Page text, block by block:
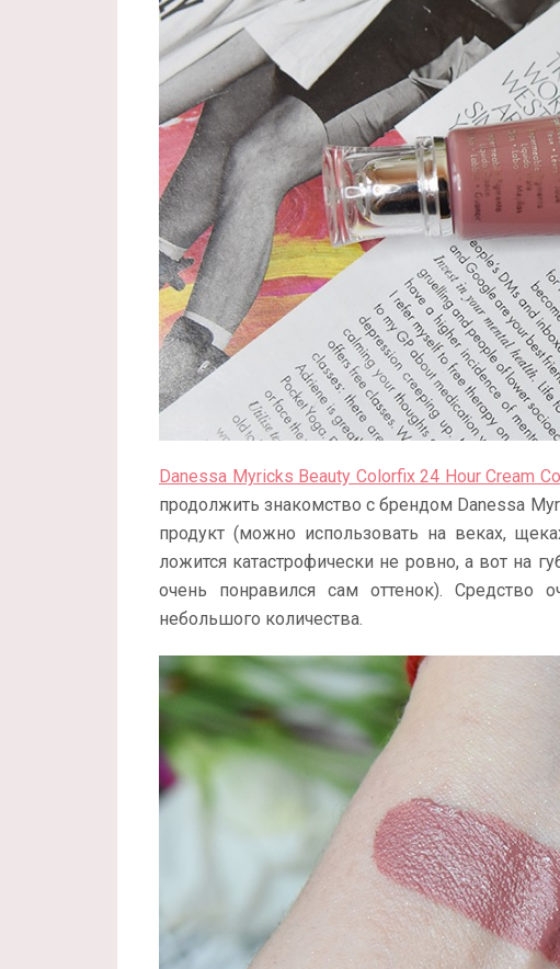
Danessa Myricks Beauty Colorfix 24 Hour Cream
продолжить знакомство с брендом Danessa
продукт (можно использовать на веках,
ложится катастрофически не ровно, а вот на
очень понравился сам оттенок). Средство
небольшого количества.